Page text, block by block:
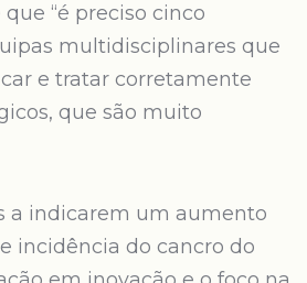
“é preciso cinco
multidisciplinares que
e tratar corretamente
que são muito
a indicarem um aumento
incidência do cancro do